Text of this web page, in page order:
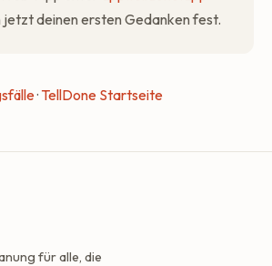
jetzt deinen ersten Gedanken fest.
· TellDone Startseite
für alle, die